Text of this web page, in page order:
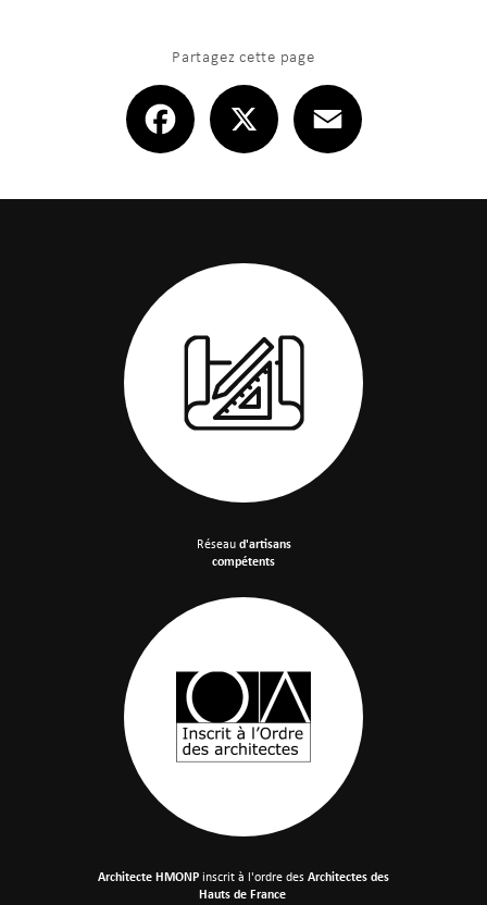
Partagez cette page
Facebook
Réseaud'artisans
compétents
Architecte HMONPinscrit à l'ordre desArchitectes des
Hauts de France